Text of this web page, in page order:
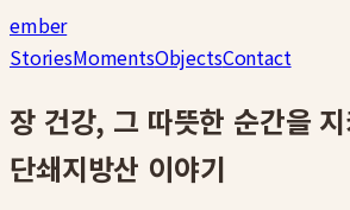
ember
StoriesMomentsObjectsContact
장 건강, 그 따뜻한 순간을
단쇄지방산 이야기